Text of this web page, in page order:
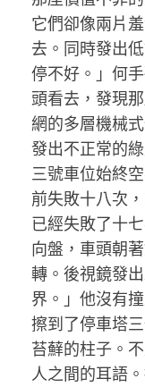
它們卻像兩片
去。同時發出
停不好。」何
頭看去，發現
網的多層機械
發出不正常的
三號車位始終
前失敗十八次
已經失敗了十
向盤，車頭朝
轉。後視鏡發
界。」他沒有
擦到了停車塔
苔蘚的柱子。
人之間的耳語